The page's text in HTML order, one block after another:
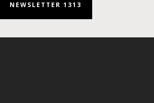
NEWSLETTER 1313